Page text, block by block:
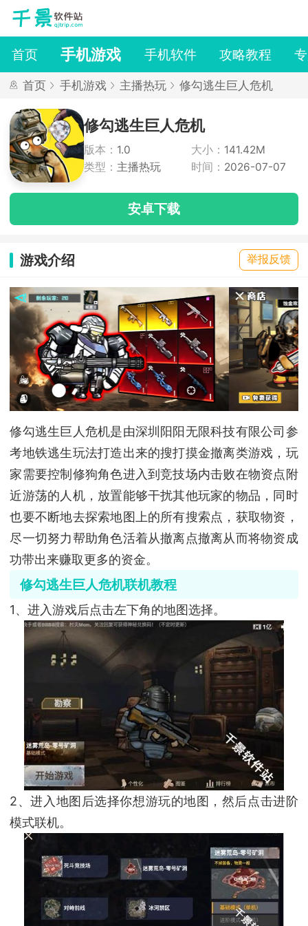
首页 手机游戏 手机软件 攻略教程
首页 手机游戏 主播热玩 修勾逃生巨人危机
修勾逃生巨人危机
版本： 1.0 大小： 141.42M
类型： 主播热玩 时间： 2026-07-07
安卓下载
游戏介绍 举报反馈
修勾逃生巨人危机是由深圳阳阳无限科技有限公司参
考地铁逃生玩法打造出来的搜打摸金撤离类游戏，玩
家需要控制修狗角色进入到竞技场内击败在物资点附
近游荡的人机，放置能够干扰其他玩家的物品，同时
也要不断地去探索地图上的所有搜索点，获取物资，
尽一切努力帮助角色活着从撤离点撤离从而将物资成
功带出来赚取更多的资金。
修勾逃生巨人危机联机教程
1、进入游戏后点击左下角的地图选择。
2、进入地图后选择你想游玩的地图，然后点击进阶
模式联机。